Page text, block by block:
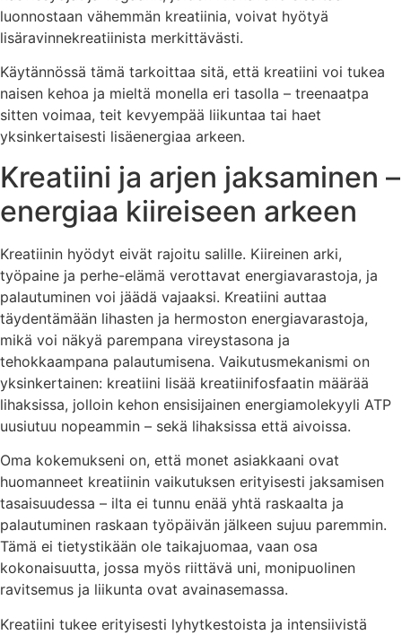
luonnostaan vähemmän kreatiinia, voivat hyötyä
lisäravinnekreatiinista merkittävästi.
Käytännössä tämä tarkoittaa sitä, että kreatiini voi tukea
naisen kehoa ja mieltä monella eri tasolla – treenaatpa
sitten voimaa, teit kevyempää liikuntaa tai haet
yksinkertaisesti lisäenergiaa arkeen.
Kreatiini ja arjen jaksaminen –
energiaa kiireiseen arkeen
Kreatiinin hyödyt eivät rajoitu salille. Kiireinen arki,
työpaine ja perhe-elämä verottavat energiavarastoja, ja
palautuminen voi jäädä vajaaksi. Kreatiini auttaa
täydentämään lihasten ja hermoston energiavarastoja,
mikä voi näkyä parempana vireystasona ja
tehokkaampana palautumisena. Vaikutusmekanismi on
yksinkertainen: kreatiini lisää kreatiinifosfaatin määrää
lihaksissa, jolloin kehon ensisijainen energiamolekyyli ATP
uusiutuu nopeammin – sekä lihaksissa että aivoissa.
Oma kokemukseni on, että monet asiakkaani ovat
huomanneet kreatiinin vaikutuksen erityisesti jaksamisen
tasaisuudessa – ilta ei tunnu enää yhtä raskaalta ja
palautuminen raskaan työpäivän jälkeen sujuu paremmin.
Tämä ei tietystikään ole taikajuomaa, vaan osa
kokonaisuutta, jossa myös riittävä uni, monipuolinen
ravitsemus ja liikunta ovat avainasemassa.
Kreatiini tukee erityisesti lyhytkestoista ja intensiivistä